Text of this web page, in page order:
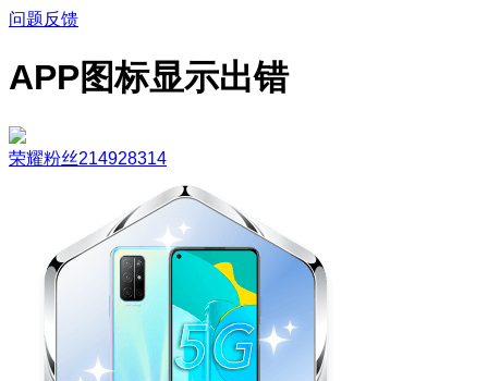
问题反馈
APP图标显示出错
荣耀粉丝214928314